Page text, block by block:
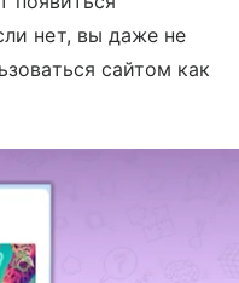
нет, вы даже не
сайтом как